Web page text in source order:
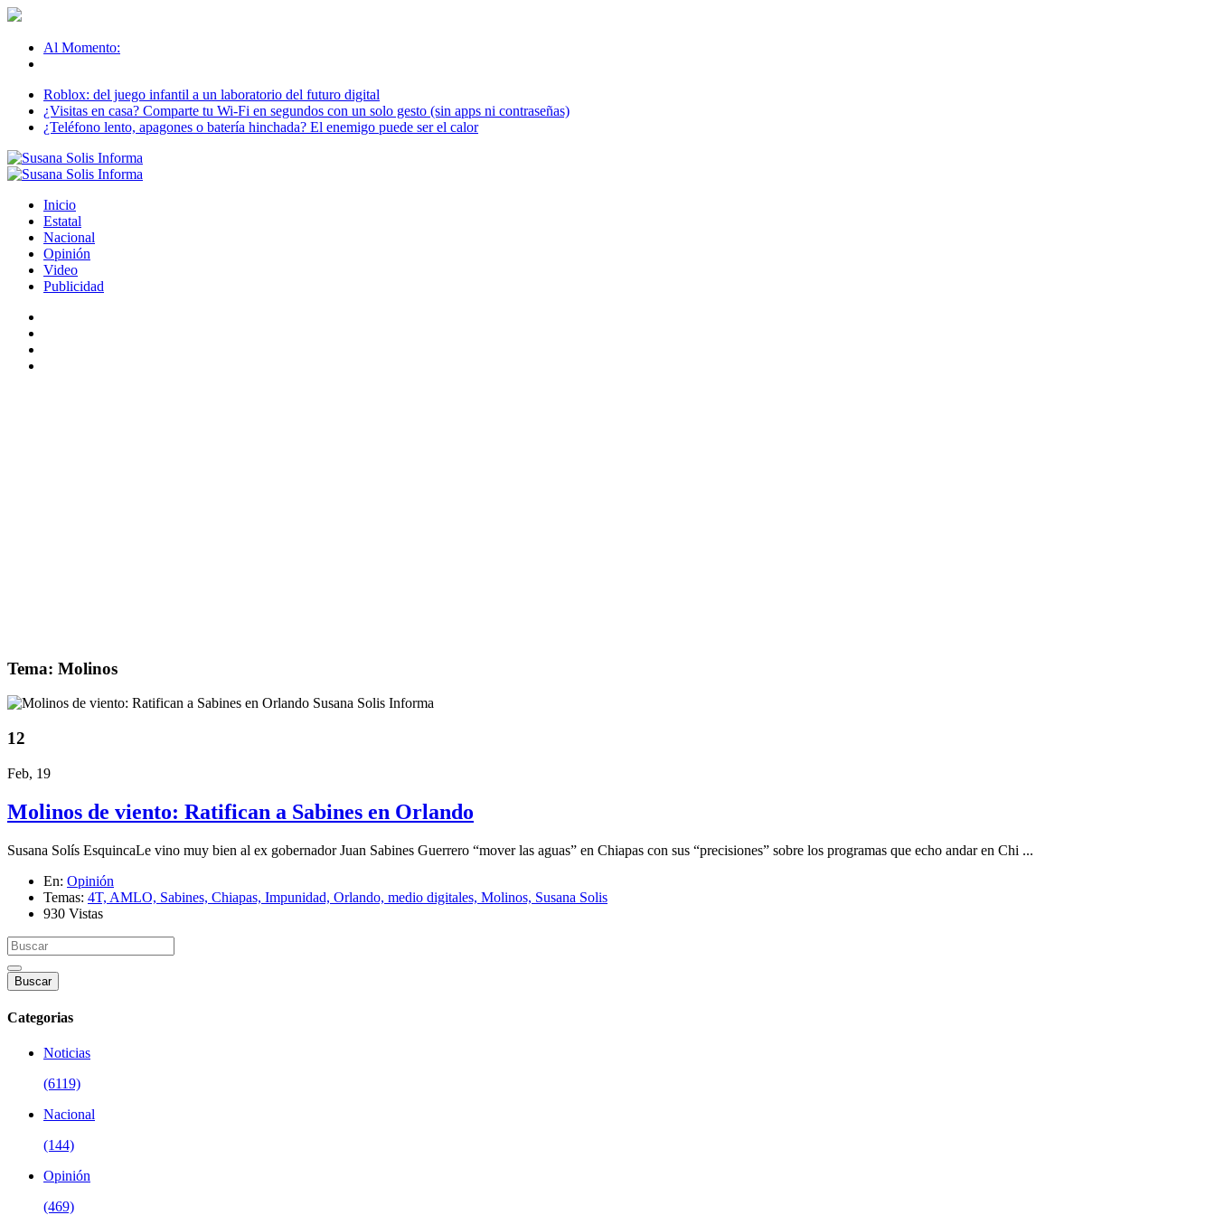
Al Momento:
Roblox: del juego infantil a un laboratorio del futuro digital
¿Visitas en casa? Comparte tu Wi-Fi en segundos con un solo gesto (sin apps ni contraseñas)
¿Teléfono lento, apagones o batería hinchada? El enemigo puede ser el calor
Inicio
Estatal
Nacional
Opinión
Video
Publicidad
Tema: Molinos
12
Feb, 19
Molinos de viento: Ratifican a Sabines en Orlando
Susana Solís EsquincaLe vino muy bien al ex gobernador Juan Sabines Guerrero “mover las aguas” en Chiapas con sus “precisiones” sobre los programas que echo andar en Chi ...
En: Opinión
Temas: 4T, AMLO, Sabines, Chiapas, Impunidad, Orlando, medio digitales, Molinos, Susana Solis
930 Vistas
Buscar
Categorias
Noticias
(6119)
Nacional
(144)
Opinión
(469)